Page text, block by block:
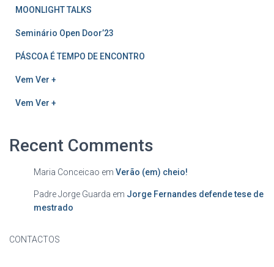
MOONLIGHT TALKS
Seminário Open Door’23
PÁSCOA É TEMPO DE ENCONTRO
Vem Ver +
Vem Ver +
Recent Comments
Maria Conceicao em Verão (em) cheio!
Padre Jorge Guarda em Jorge Fernandes defende tese de
mestrado
CONTACTOS